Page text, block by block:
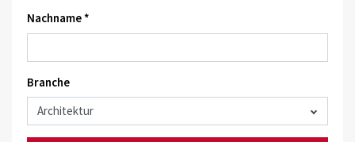
Nachname *
Branche